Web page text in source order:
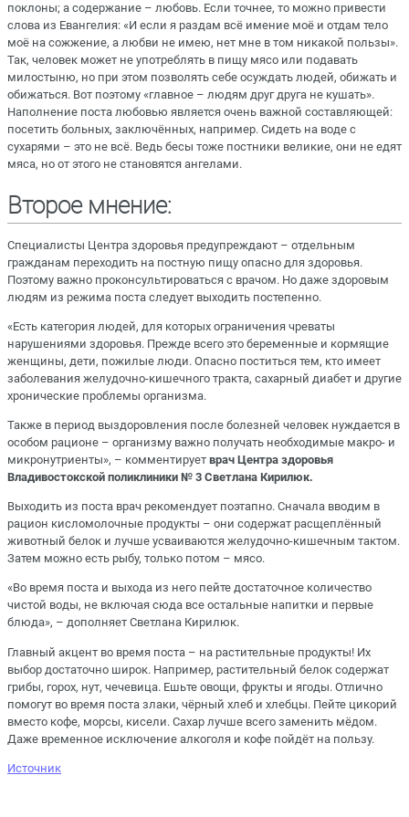
поклоны; а содержание – любовь. Если точнее, то можно привести
слова из Евангелия: «И если я раздам всё имение моё и отдам тело
моё на сожжение, а любви не имею, нет мне в том никакой пользы».
Так, человек может не употреблять в пищу мясо или подавать
милостыню, но при этом позволять себе осуждать людей, обижать и
обижаться. Вот поэтому «главное – людям друг друга не кушать».
Наполнение поста любовью является очень важной составляющей:
посетить больных, заключённых, например. Сидеть на воде с
сухарями – это не всё. Ведь бесы тоже постники великие, они не едят
мяса, но от этого не становятся ангелами.
Второе мнение:
Специалисты Центра здоровья предупреждают – отдельным
гражданам переходить на постную пищу опасно для здоровья.
Поэтому важно проконсультироваться с врачом. Но даже здоровым
людям из режима поста следует выходить постепенно.
«Есть категория людей, для которых ограничения чреваты
нарушениями здоровья. Прежде всего это беременные и кормящие
женщины, дети, пожилые люди. Опасно поститься тем, кто имеет
заболевания желудочно-кишечного тракта, сахарный диабет и другие
хронические проблемы организма.
Также в период выздоровления после болезней человек нуждается в
особом рационе – организму важно получать необходимые макро- и
микронутриенты», – комментирует врач Центра здоровья
Владивостокской поликлиники № 3 Светлана Кирилюк.
Выходить из поста врач рекомендует поэтапно. Сначала вводим в
рацион кисломолочные продукты – они содержат расщеплённый
животный белок и лучше усваиваются желудочно-кишечным тактом.
Затем можно есть рыбу, только потом – мясо.
«Во время поста и выхода из него пейте достаточное количество
чистой воды, не включая сюда все остальные напитки и первые
блюда», – дополняет Светлана Кирилюк.
Главный акцент во время поста – на растительные продукты! Их
выбор достаточно широк. Например, растительный белок содержат
грибы, горох, нут, чечевица. Ешьте овощи, фрукты и ягоды. Отлично
помогут во время поста злаки, чёрный хлеб и хлебцы. Пейте цикорий
вместо кофе, морсы, кисели. Сахар лучше всего заменить мёдом.
Даже временное исключение алкоголя и кофе пойдёт на пользу.
Источник